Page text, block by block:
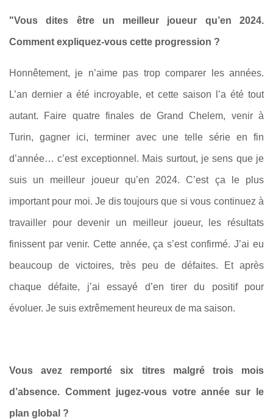
"Vous dites être un meilleur joueur qu’en 2024.
Comment expliquez-vous cette progression ?
Honnêtement, je n’aime pas trop comparer les années.
L’an dernier a été incroyable, et cette saison l’a été tout
autant. Faire quatre finales de Grand Chelem, venir à
Turin, gagner ici, terminer avec une telle série en fin
d’année… c’est exceptionnel. Mais surtout, je sens que je
suis un meilleur joueur qu’en 2024. C’est ça le plus
important pour moi. Je dis toujours que si vous continuez à
travailler pour devenir un meilleur joueur, les résultats
finissent par venir. Cette année, ça s’est confirmé. J’ai eu
beaucoup de victoires, très peu de défaites. Et après
chaque défaite, j’ai essayé d’en tirer du positif pour
évoluer. Je suis extrêmement heureux de ma saison.
Vous avez remporté six titres malgré trois mois
d’absence. Comment jugez-vous votre année sur le
plan global ?